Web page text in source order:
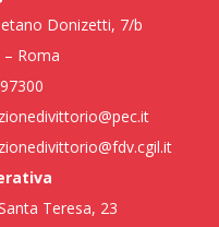
Donizetti, 7/b
Roma
Teresa, 23